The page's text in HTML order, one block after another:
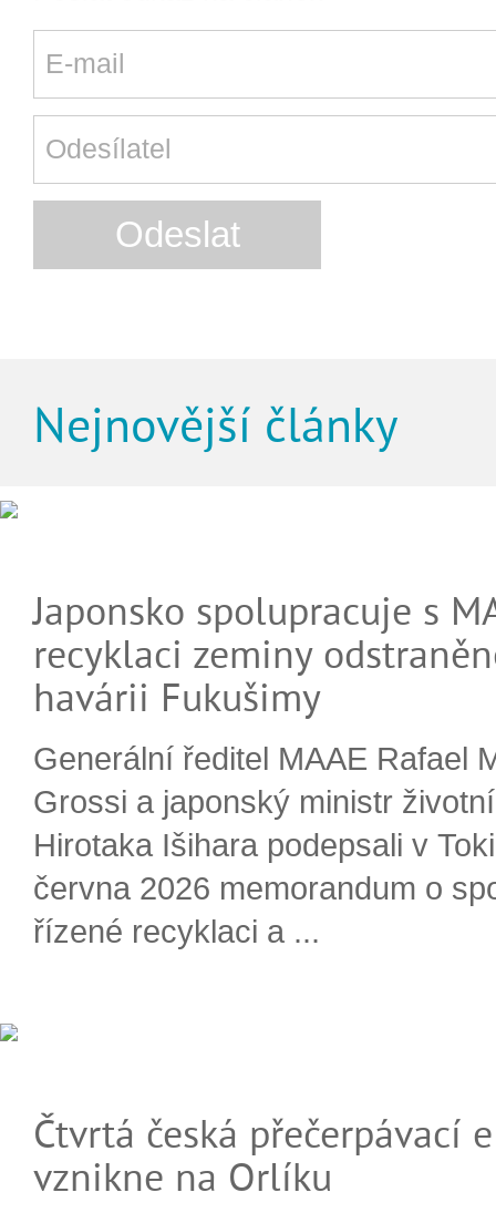
Nejnovější články
Japonsko spolupracuje s
recyklaci zeminy
havárii Fukušimy
Generální ředitel MAAE Rafael
Grossi a japonský ministr
Hirotaka Išihara podepsali v
června 2026 memorandum o
řízené recyklaci a ...
Čtvrtá česká přečerpávací
vznikne na Orlíku